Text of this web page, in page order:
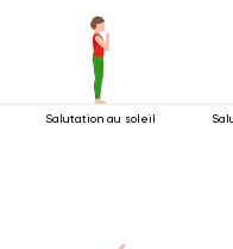
Salutation au soleil